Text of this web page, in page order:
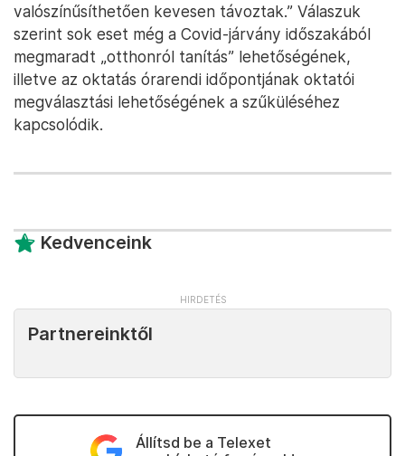
valószínűsíthetően kevesen távoztak.” Válaszuk
szerint sok eset még a Covid-járvány időszakából
megmaradt „otthonról tanítás” lehetőségének,
illetve az oktatás órarendi időpontjának oktatói
megválasztási lehetőségének a szűküléséhez
kapcsolódik.
Kedvenceink
Partnereinktől
Állítsd be a Telexet